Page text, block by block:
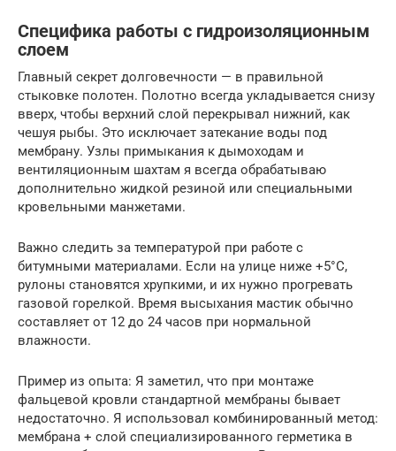
Специфика работы с гидроизоляционным
слоем
Главный секрет долговечности — в правильной
стыковке полотен. Полотно всегда укладывается снизу
вверх, чтобы верхний слой перекрывал нижний, как
чешуя рыбы. Это исключает затекание воды под
мембрану. Узлы примыкания к дымоходам и
вентиляционным шахтам я всегда обрабатываю
дополнительно жидкой резиной или специальными
кровельными манжетами.
Важно следить за температурой при работе с
битумными материалами. Если на улице ниже +5°C,
рулоны становятся хрупкими, и их нужно прогревать
газовой горелкой. Время высыхания мастик обычно
составляет от 12 до 24 часов при нормальной
влажности.
Пример из опыта: Я заметил, что при монтаже
фальцевой кровли стандартной мембраны бывает
недостаточно. Я использовал комбинированный метод:
мембрана + слой специализированного герметика в